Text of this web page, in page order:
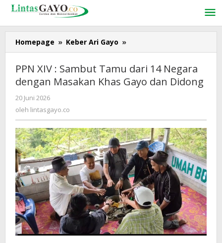
Lewati
konten
Homepage » Keber Ari Gayo »
XIV
Sambut
Tamu
Masakan
Khas
Gayo
dan
Didong
PPN XIV : Sambut Tamu dari 14 Negara
dengan Masakan Khas Gayo dan Didong
20 Juni 2026
lintasgayo.co
oleh lintasgayo.co